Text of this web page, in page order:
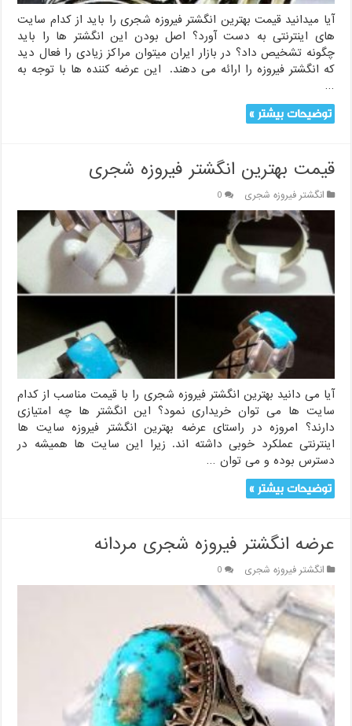
آیا میدانید قیمت بهترین انگشتر فیروزه شجری را باید از کدام سایت
های اینترنتی به دست آورد؟ اصل بودن این انگشتر ها را باید
چگونه تشخیص داد؟ در بازار ایران میتوان مراکز زیادی را فعال دید
که انگشتر فیروزه را ارائه می دهند. این عرضه کننده ها با توجه به
…
توضیحات بیشتر »
قیمت بهترین انگشتر فیروزه شجری
انگشتر فیروزه شجری 0
آیا می دانید بهترین انگشتر فیروزه شجری را با قیمت مناسب از کدام
سایت ها می توان خریداری نمود؟ این انگشتر ها چه امتیازی
دارند؟ امروزه در راستای عرضه بهترین انگشتر فیروزه سایت ها
اینترنتی عملکرد خوبی داشته اند. زیرا این سایت ها همیشه در
دسترس بوده و می توان …
توضیحات بیشتر »
عرضه انگشتر فیروزه شجری مردانه
انگشتر فیروزه شجری 0